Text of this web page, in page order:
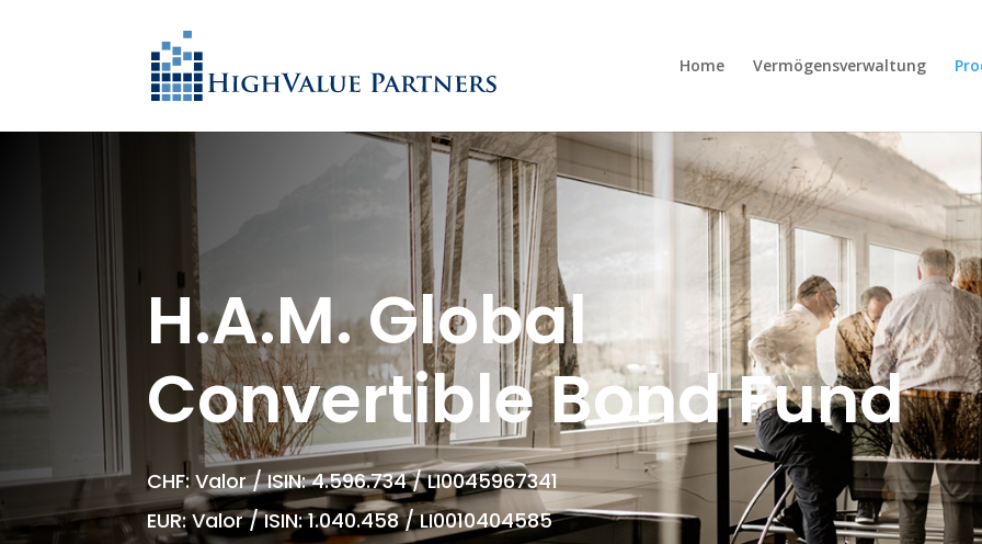
Home Vermögensverwaltung
H.A.M. Global
Convertible Bond Fund
CHF: Valor / ISIN: 4.596.734 / LI0045967341
EUR: Valor / ISIN: 1.040.458 / LI0010404585